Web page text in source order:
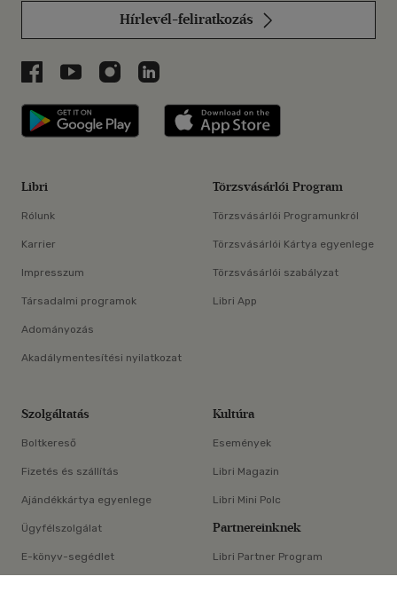
×
Hírlevél-feliratkozás
Libri a Facebookon
Libri a Youtube-on
Libri az Instagramon
Libri a LinkedInen
Libri applikáció Szerezd meg: Google
Libri
Rólunk
Karrier
Impresszum
Társadalmi programok
Adományozás
Akadálymentesítési nyilatkozat
Törzsvásárlói Program
Törzsvásárlói Programunkról
Törzsvásárlói Kártya egyenlege
Törzsvásárlói szabályzat
Libri App
Szolgáltatás
Boltkereső
Fizetés és szállítás
Ajándékkártya egyenlege
Ügyfélszolgálat
E-könyv-segédlet
Kultúra
Események
Libri Magazin
Libri Mini Polc
Partnereinknek
Libri Partner Program